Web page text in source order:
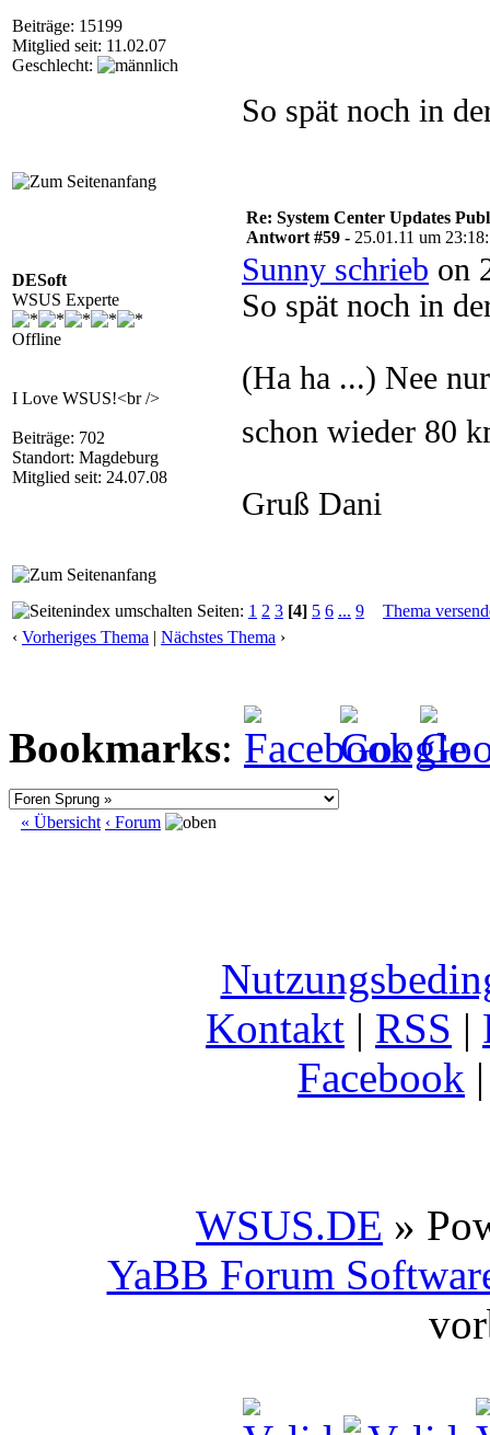
Beiträge: 15199
Mitglied seit: 11.02.07
Geschlecht:
So spät noch in
DESoft
WSUS Experte
Offline
I Love WSUS!<br />
Beiträge: 702
Standort: Magdeburg
Mitglied seit: 24.07.08
Re: System Center Updates
Antwort #59 - 25.01.11 um
Sunny schrieb on
So spät noch in
(Ha ha ...) Nee
schon wieder 80
Gruß Dani
Seiten: 1 2 3 [4] 5 6 ... 9
Thema
‹ Vorheriges Thema | Nächstes Thema ›
Bookmarks:
« Übersicht ‹ Forum
Kontakt | RSS |
Facebook
WSUS.DE »
YaBB Forum